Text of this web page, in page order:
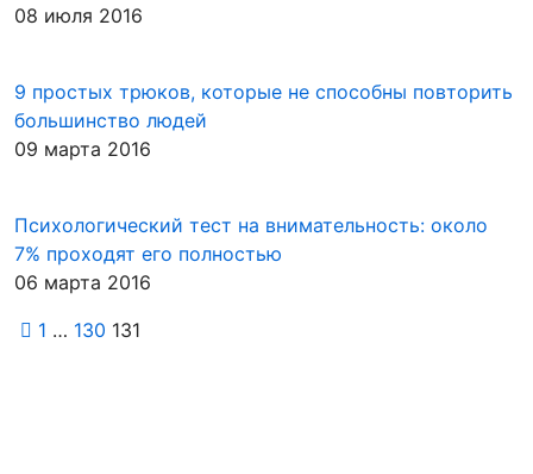
08 июля 2016
9 простых трюков, которые не способны повторить
большинство людей
09 марта 2016
Психологический тест на внимательность: около
7% проходят его полностью
06 марта 2016
1 … 130 131